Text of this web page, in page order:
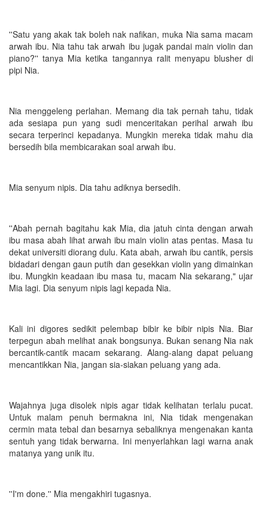
''Satu yang akak tak boleh nak nafikan, muka Nia sama macam
arwah ibu. Nia tahu tak arwah ibu jugak pandai main violin dan
piano?'' tanya Mia ketika tangannya ralit menyapu blusher di
pipi Nia.
Nia menggeleng perlahan. Memang dia tak pernah tahu, tidak
ada sesiapa pun yang sudi menceritakan perihal arwah ibu
secara terperinci kepadanya. Mungkin mereka tidak mahu dia
bersedih bila membicarakan soal arwah ibu.
Mia senyum nipis. Dia tahu adiknya bersedih.
''Abah pernah bagitahu kak Mia, dia jatuh cinta dengan arwah
ibu masa abah lihat arwah ibu main violin atas pentas. Masa tu
dekat universiti diorang dulu. Kata abah, arwah ibu cantik, persis
bidadari dengan gaun putih dan gesekkan violin yang dimainkan
ibu. Mungkin keadaan ibu masa tu, macam Nia sekarang," ujar
Mia lagi. Dia senyum nipis lagi kepada Nia.
Kali ini digores sedikit pelembap bibir ke bibir nipis Nia. Biar
terpegun abah melihat anak bongsunya. Bukan senang Nia nak
bercantik-cantik macam sekarang. Alang-alang dapat peluang
mencantikkan Nia, jangan sia-siakan peluang yang ada.
Wajahnya juga disolek nipis agar tidak kelihatan terlalu pucat.
Untuk malam penuh bermakna ini, Nia tidak mengenakan
cermin mata tebal dan besarnya sebaliknya mengenakan kanta
sentuh yang tidak berwarna. Ini menyerlahkan lagi warna anak
matanya yang unik itu.
''I'm done.'' Mia mengakhiri tugasnya.